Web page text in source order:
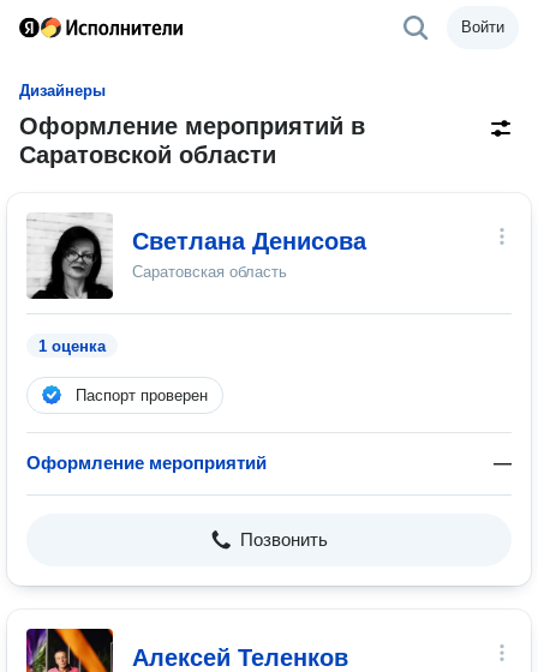
Войти
Дизайнеры
Оформление мероприятий в
Саратовской области
Светлана Денисова
Саратовская область
1 оценка
Паспорт проверен
Оформление мероприятий —
Позвонить
Алексей Теленков